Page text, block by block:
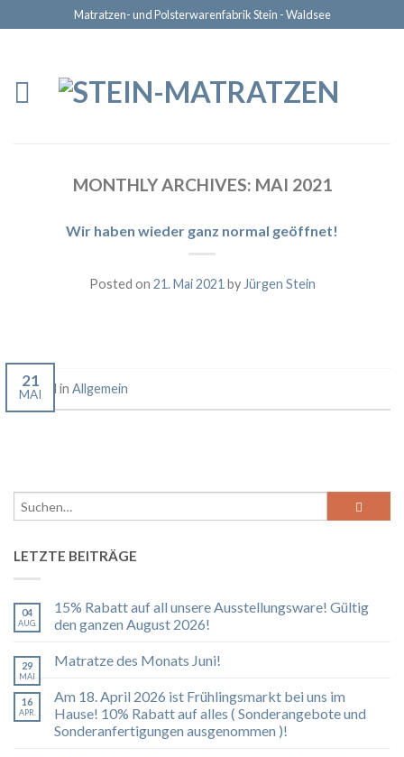
Matratzen- und Polsterwarenfabrik Stein - Waldsee
MONTHLY ARCHIVES: MAI 2021
Wir haben wieder ganz normal geöffnet!
Posted on 21. Mai 2021 by Jürgen Stein
21
MAI
Posted in Allgemein
LETZTE BEITRÄGE
04
AUG.
15% Rabatt auf all unsere Ausstellungsware! Gültig
den ganzen August 2026!
29
MAI
Matratze des Monats Juni!
16
APR.
Am 18. April 2026 ist Frühlingsmarkt bei uns im
Hause! 10% Rabatt auf alles ( Sonderangebote und
Sonderanfertigungen ausgenommen )!